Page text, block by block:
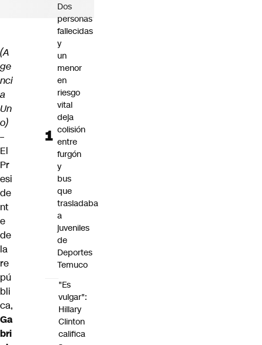
(A
ge
nci
a
Un
o)
–
El
Pr
esi
de
nt
e
de
la
re
pú
bli
ca,
Ga
bri
Dos
personas
fallecidas
y
un
menor
en
riesgo
vital
deja
colisión
entre
furgón
y
bus
que
trasladaba
a
juveniles
de
Deportes
Temuco
"Es
vulgar":
Hillary
Clinton
califica